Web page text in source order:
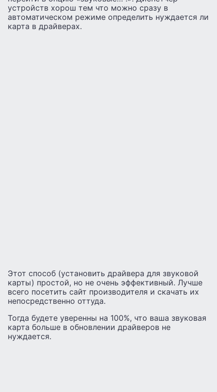
устройств хорош тем что можно сразу в
автоматическом режиме определить нуждается ли
карта в драйверах.
Этот способ (установить драйвера для звуковой
карты) простой, но не очень эффективный. Лучше
всего посетить сайт производителя и скачать их
непосредственно оттуда.
Тогда будете уверенны на 100%, что ваша звуковая
карта больше в обновлении драйверов не
нуждается.